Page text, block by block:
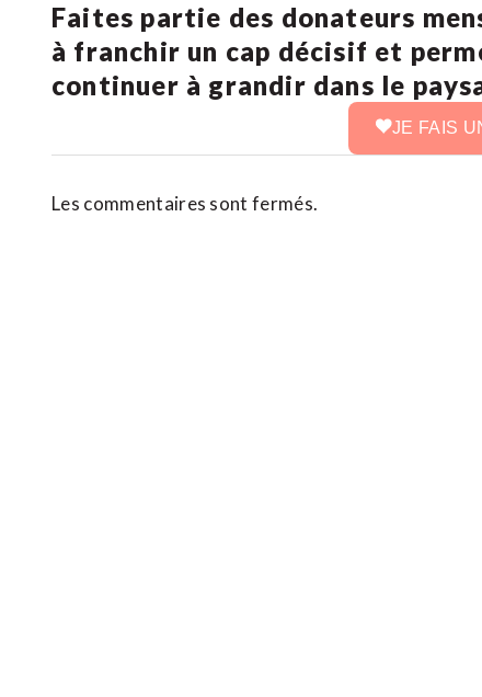
Faites partie des donateurs
à franchir un cap décisif et
continuer à grandir dans le
JE FAIS
Les commentaires sont fermés.